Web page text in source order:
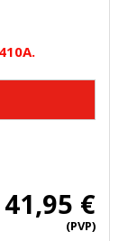
41,95 €
(PVP)